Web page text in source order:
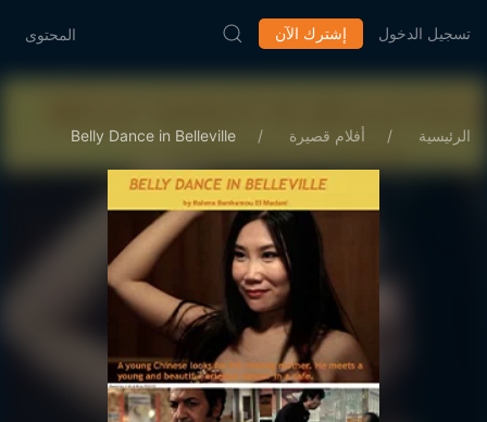
المحتوى إشترك الآن تسجيل الدخول
الرئيسية أفلام قصيرة